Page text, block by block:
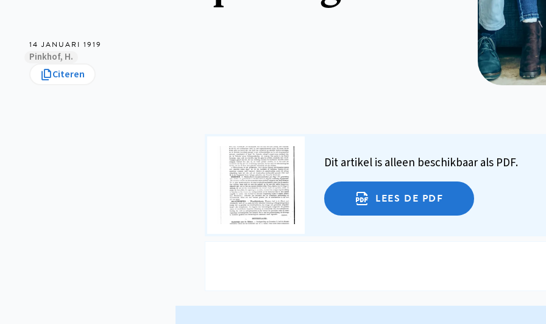
14 JANUARI 1919
Pinkhof, H.
Citeren
Dit artikel is alleen beschikbaar als PDF.
LEES DE PDF